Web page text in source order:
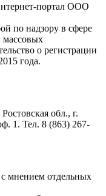
портал ООО
по надзору в сфере
массовых
о регистрации
года.
обл., г.
1. Тел. 8 (863) 267-
мнением отдельных